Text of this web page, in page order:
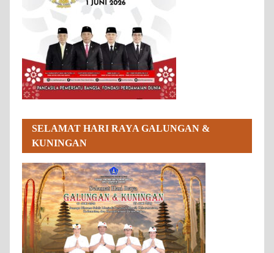
SELAMAT HARI RAYA GALUNGAN &
KUNINGAN